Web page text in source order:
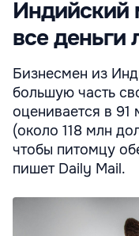
Индийский
все
Бизнесмен из
большую часть
оценивается в 91
(около 118 млн
чтобы питомцу
пишет Daily Mail.